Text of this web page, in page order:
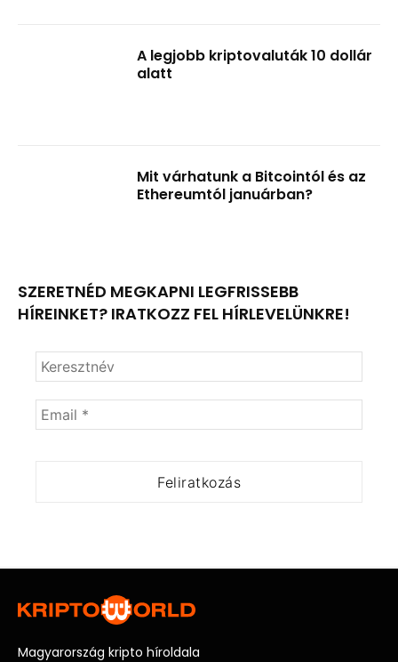
A legjobb kriptovaluták 10 dollár
alatt
Mit várhatunk a Bitcointól és az
Ethereumtól januárban?
SZERETNÉD MEGKAPNI LEGFRISSEBB
HÍREINKET? IRATKOZZ FEL HÍRLEVELÜNKRE!
Magyarország kripto híroldala